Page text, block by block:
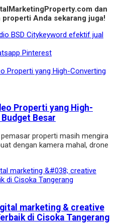
dan
Anda sekarang juga!
BSD Citykeyword efektif jual
Pinterest
Properti yang High-
Besar
properti masih mengira
dengan kamera mahal, drone
marketing & creative
di Cisoka Tangerang